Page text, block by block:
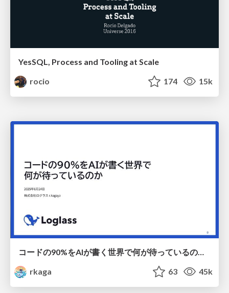
YesSQL, Process and Tooling at Scale
rocio
174 15k
コードの90%をAIが書く世界で何が待っているのか / What awaits us in a world where 90% of the code is written by AI
rkaga
63 45k